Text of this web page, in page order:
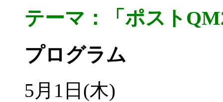
テーマ：「ポスト
プログラム
5月1日(木)